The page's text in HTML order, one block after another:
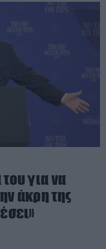
για να
άκρη της